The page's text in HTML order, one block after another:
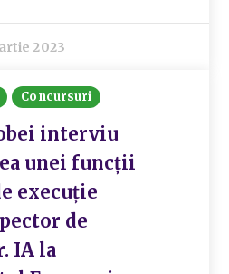
2023
Concursuri
interviu
unei funcții
execuție
de
IA la